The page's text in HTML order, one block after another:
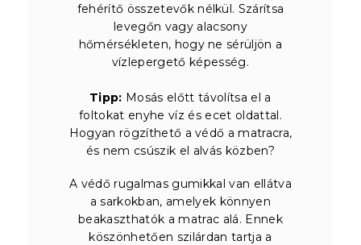
fehérítő összetevők nélkül. Szárítsa
levegőn vagy alacsony
hőmérsékleten, hogy ne sérüljön a
vízlepergető képesség.
Tipp: Mosás előtt távolítsa el a
foltokat enyhe víz és ecet oldattal.
Hogyan rögzíthető a védő a matracra,
és nem csúszik el alvás közben?
A védő rugalmas gumikkal van ellátva
a sarkokban, amelyek könnyen
beakaszthatók a matrac alá. Ennek
köszönhetően szilárdan tartja a